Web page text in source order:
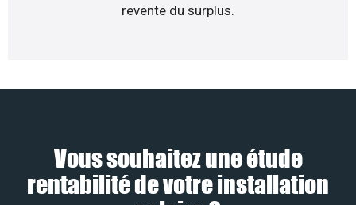
revente du surplus.
Vous souhaitez une étude
rentabilité de votre installation